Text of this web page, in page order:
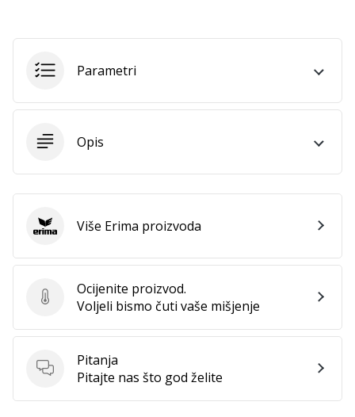
članke
Parametri
Opis
Ocijenite proizvod.
Ocijenite proizvod.
Voljeli bismo čuti vaše mišjenje
Pitanja
Pitanja
Pitajte nas što god želite
Erima Više Erima proizvoda